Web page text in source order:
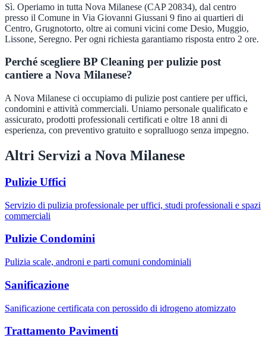
Sì. Operiamo in tutta Nova Milanese (CAP 20834), dal centro
presso il Comune in Via Giovanni Giussani 9 fino ai quartieri di
Centro, Grugnotorto, oltre ai comuni vicini come Desio, Muggio,
Lissone, Seregno. Per ogni richiesta garantiamo risposta entro 2 ore.
Perché scegliere BP Cleaning per pulizie post
cantiere a Nova Milanese?
A Nova Milanese ci occupiamo di pulizie post cantiere per uffici,
condomini e attività commerciali. Uniamo personale qualificato e
assicurato, prodotti professionali certificati e oltre 18 anni di
esperienza, con preventivo gratuito e sopralluogo senza impegno.
Altri Servizi a Nova Milanese
Pulizie Uffici
Servizio di pulizia professionale per uffici, studi professionali e spazi
commerciali
Pulizie Condomini
Pulizia scale, androni e parti comuni condominiali
Sanificazione
Sanificazione certificata con perossido di idrogeno atomizzato
Trattamento Pavimenti